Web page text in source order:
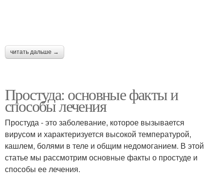
читать дальше →
Простуда: основные факты и
способы лечения
Простуда - это заболевание, которое вызывается
вирусом и характеризуется высокой температурой,
кашлем, болями в теле и общим недомоганием. В этой
статье мы рассмотрим основные факты о простуде и
способы ее лечения.